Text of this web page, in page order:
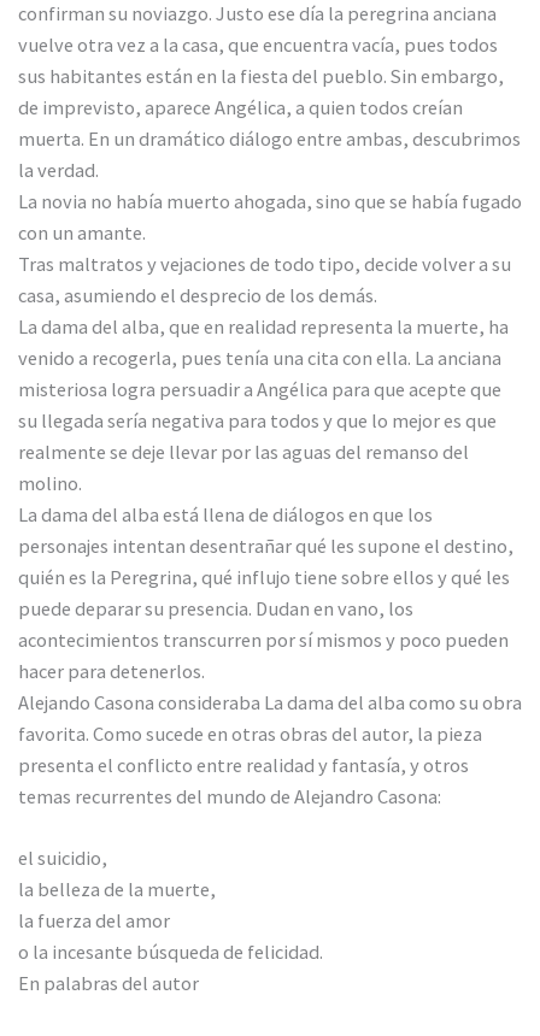
confirman su noviazgo. Justo ese día la peregrina anciana
vuelve otra vez a la casa, que encuentra vacía, pues todos
sus habitantes están en la fiesta del pueblo. Sin embargo,
de imprevisto, aparece Angélica, a quien todos creían
muerta. En un dramático diálogo entre ambas, descubrimos
la verdad.
La novia no había muerto ahogada, sino que se había fugado
con un amante.
Tras maltratos y vejaciones de todo tipo, decide volver a su
casa, asumiendo el desprecio de los demás.
La dama del alba, que en realidad representa la muerte, ha
venido a recogerla, pues tenía una cita con ella. La anciana
misteriosa logra persuadir a Angélica para que acepte que
su llegada sería negativa para todos y que lo mejor es que
realmente se deje llevar por las aguas del remanso del
molino.
La dama del alba está llena de diálogos en que los
personajes intentan desentrañar qué les supone el destino,
quién es la Peregrina, qué influjo tiene sobre ellos y qué les
puede deparar su presencia. Dudan en vano, los
acontecimientos transcurren por sí mismos y poco pueden
hacer para detenerlos.
Alejando Casona consideraba La dama del alba como su obra
favorita. Como sucede en otras obras del autor, la pieza
presenta el conflicto entre realidad y fantasía, y otros
temas recurrentes del mundo de Alejandro Casona:
el suicidio,
la belleza de la muerte,
la fuerza del amor
o la incesante búsqueda de felicidad.
En palabras del autor